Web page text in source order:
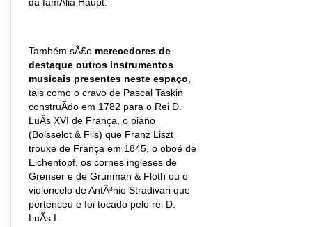
Também sÃ£o merecedores de
destaque outros instrumentos
musicais presentes neste espaço
tais como o cravo de Pascal Taskin
construÃ­do em 1782 para o Rei D.
LuÃ­s XVI de França, o piano
(Boisselot & Fils) que Franz Liszt
trouxe de França em 1845, o oboé de
Eichentopf, os cornes ingleses de
Grenser e de Grunman & Floth ou o
violoncelo de AntÃ³nio Stradivari que
pertenceu e foi tocado pelo rei D.
LuÃ­s I.